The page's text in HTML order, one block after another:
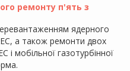
ремонту п'ять з
ядерного
а також ремонти двох
і мобільної газотурбінної